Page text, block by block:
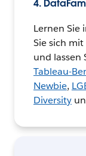
4.
Lernen Sie
Sie sich
und lassen
Tableau-
Newbie,
Diversity